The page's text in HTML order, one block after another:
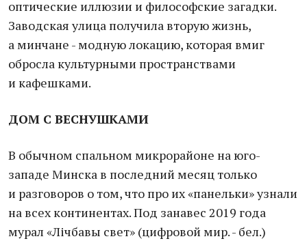
оптические иллюзии и философские загадки.
Заводская улица получила вторую жизнь,
а минчане - модную локацию, которая вмиг
обросла культурными пространствами
и кафешками.
ДОМ С ВЕСНУШКАМИ
В обычном спальном микрорайоне на юго-
западе Минска в последний месяц только
и разговоров о том, что про их «панельки» узнали
на всех континентах. Под занавес 2019 года
мурал «Лічбавы свет» (цифровой мир. - бел.)